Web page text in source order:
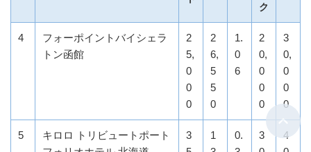
ク
4
フォーポイントバイシェラ
トン函館
2
5,
0
0
0
2
6,
5
5
0
1.
0
6
2
0,
0
0
0
3
0,
0
0
0
5
キロロ トリビュートポート
3
1
0.
3
4